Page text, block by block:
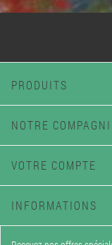
PRODUITS
NOTRE
VOTRE COMPTE
INFORMATIONS